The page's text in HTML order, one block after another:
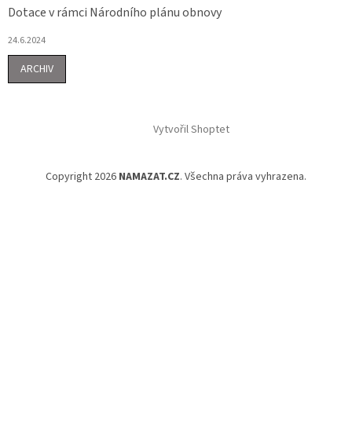
Dotace v rámci Národního plánu obnovy
24.6.2024
ARCHIV
Vytvořil Shoptet
Copyright 2026 NAMAZAT.CZ. Všechna práva vyhrazena.